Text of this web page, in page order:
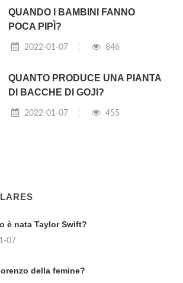
QUANDO I BAMBINI FANNO
POCA PIPÌ?
2022-01-07 846
QUANTO PRODUCE UNA PIANTA
DI BACCHE DI GOJI?
2022-01-07 455
è nata Taylor Swift?
07
della femine?